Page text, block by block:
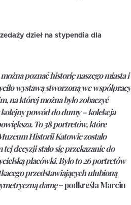
dzieł na stypendia dla
poznać historię naszego miasta i
wystawą stworzoną we współpracy
na której można było zobaczyć
powód do dumy – kolekcja
To 38 portretów, które
Historii Katowic zostało
decyzji stało się przekazanie do
placówki. Było to 26 portretów
przedstawiających ulubioną
damę– podkreślaMarcin